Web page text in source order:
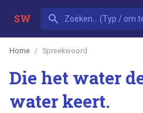
SW
Home Spreekwoord
Die het water
water keert.